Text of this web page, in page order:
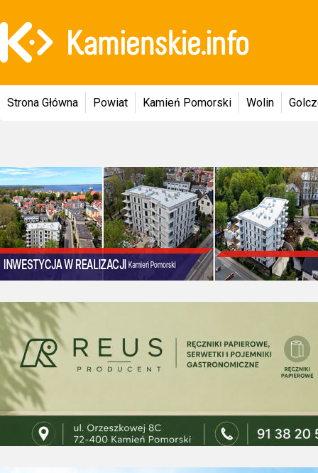
Strona Główna Powiat Kamień Pomorski Wolin